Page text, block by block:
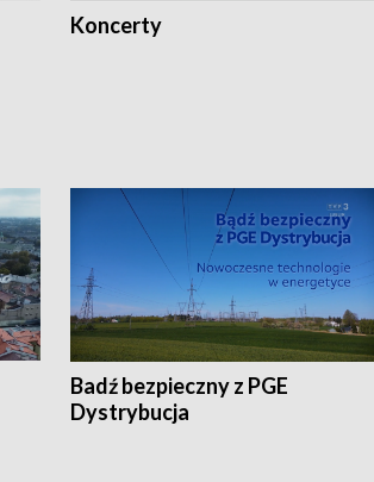
Koncerty
Badź bezpieczny z PGE
Dystrybucja